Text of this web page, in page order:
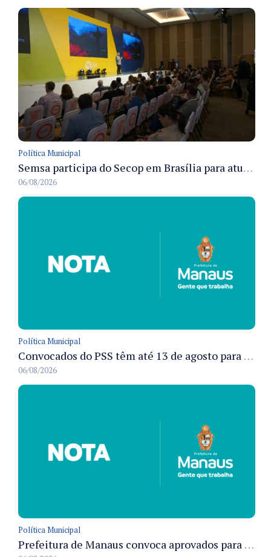
Política Municipal
Semsa participa do Secop em Brasília para atualizar tecnologia e modernizar gestão pública
06/08/2026
Política Municipal
Convocados do PSS têm até 13 de agosto para cumprir pré-admissionais para vacinação antirrábica animal em Manaus
06/08/2026
Política Municipal
Prefeitura de Manaus convoca aprovados para Campanha de Vacinação Antirrábica Animal e fixa prazo para pré-admissão